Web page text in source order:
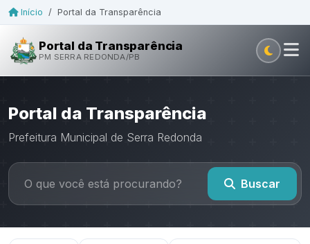
Início / Portal da Transparência
Portal da Transparência
PM SERRA REDONDA/PB
Portal da Transparência
Prefeitura Municipal de Serra Redonda
Buscar